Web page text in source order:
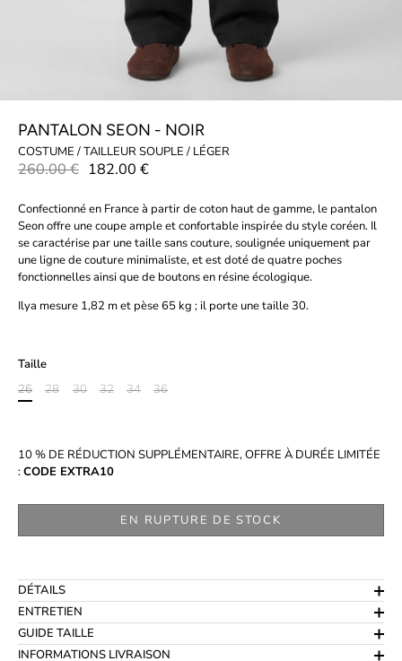
PANTALON SEON - NOIR
COSTUME / TAILLEUR SOUPLE / LÉGER
260.00 € 182.00 €
Confectionné en France à partir de coton haut de gamme, le pantalon
Seon offre une coupe ample et confortable inspirée du style coréen. Il
se caractérise par une taille sans couture, soulignée uniquement par
une ligne de couture minimaliste, et est doté de quatre poches
fonctionnelles ainsi que de boutons en résine écologique.
Ilya mesure 1,82 m et pèse 65 kg ; il porte une taille 30.
Taille
26
28 30 32 34 36
10 % DE RÉDUCTION SUPPLÉMENTAIRE, OFFRE À DURÉE LIMITÉE
:CODE EXTRA10
EN RUPTURE DE STOCK
DÉTAILS
ENTRETIEN
GUIDE TAILLE
INFORMATIONS LIVRAISON